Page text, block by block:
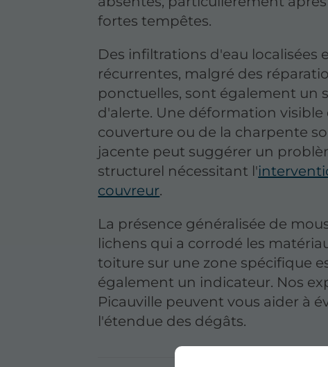
fortes tempêtes.
Des infiltrations d'eau localisées
récurrentes, malgré des
ponctuelles, sont également un
d'alerte. Une déformation visible
couverture ou de la charpente
jacente peut suggérer un
structurel nécessitant l'
couvreur.
La présence généralisée de
lichens qui a corrodé les
toiture sur une zone spécifique
également un indicateur. Nos
Picauville peuvent vous aider à
l'étendue des dégâts.